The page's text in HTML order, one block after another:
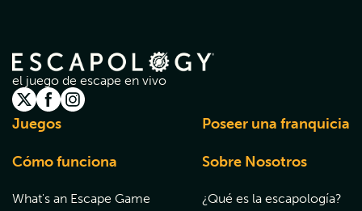
el juego de escape en vivo
Juegos
Cómo funciona
What's an Escape Game
Poseer una franquicia
Sobre Nosotros
¿Qué es la escapología?